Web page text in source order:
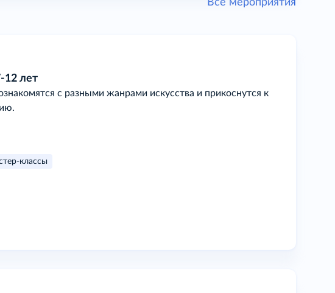
Все мероприятия
12 лет
с разными жанрами искусства и прикоснутся к
классы